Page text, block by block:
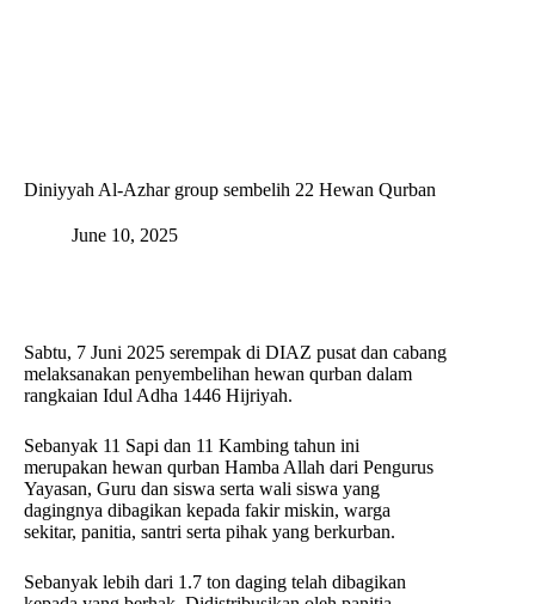
Diniyyah Al-Azhar group sembelih 22 Hewan Qurban
June 10, 2025
Sabtu, 7 Juni 2025 serempak di DIAZ pusat dan cabang
melaksanakan penyembelihan hewan qurban dalam
rangkaian Idul Adha 1446 Hijriyah.
Sebanyak 11 Sapi dan 11 Kambing tahun ini
merupakan hewan qurban Hamba Allah dari Pengurus
Yayasan, Guru dan siswa serta wali siswa yang
dagingnya dibagikan kepada fakir miskin, warga
sekitar, panitia, santri serta pihak yang berkurban.
Sebanyak lebih dari 1.7 ton daging telah dibagikan